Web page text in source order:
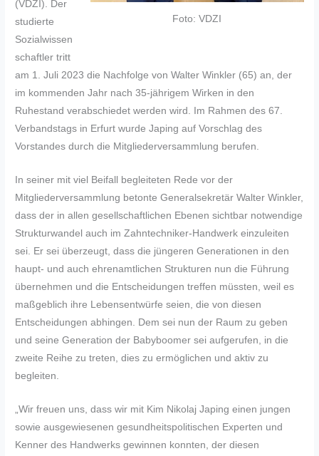
Foto: VDZI
(VDZI). Der
studierte
Sozialwissen
schaftler tritt
am 1. Juli 2023 die Nachfolge von Walter Winkler (65) an, der
im kommenden Jahr nach 35-jährigem Wirken in den
Ruhestand verabschiedet werden wird. Im Rahmen des 67.
Verbandstags in Erfurt wurde Japing auf Vorschlag des
Vorstandes durch die Mitgliederversammlung berufen.
In seiner mit viel Beifall begleiteten Rede vor der
Mitgliederversammlung betonte Generalsekretär Walter Winkler,
dass der in allen gesellschaftlichen Ebenen sichtbar notwendige
Strukturwandel auch im Zahntechniker-Handwerk einzuleiten
sei. Er sei überzeugt, dass die jüngeren Generationen in den
haupt- und auch ehrenamtlichen Strukturen nun die Führung
übernehmen und die Entscheidungen treffen müssten, weil es
maßgeblich ihre Lebensentwürfe seien, die von diesen
Entscheidungen abhingen. Dem sei nun der Raum zu geben
und seine Generation der Babyboomer sei aufgerufen, in die
zweite Reihe zu treten, dies zu ermöglichen und aktiv zu
begleiten.
„Wir freuen uns, dass wir mit Kim Nikolaj Japing einen jungen
sowie ausgewiesenen gesundheitspolitischen Experten und
Kenner des Handwerks gewinnen konnten, der diesen